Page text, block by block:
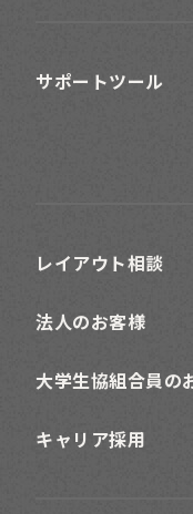
サポートツール
レイアウト相談
法人のお客様
大学生協組合員の
キャリア採用